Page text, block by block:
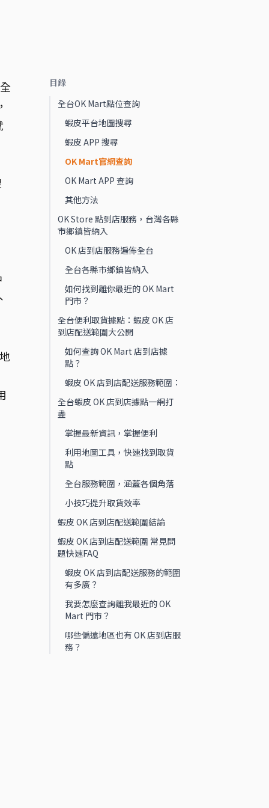
目錄
全台OK Mart點位查詢
蝦皮平台地圖搜尋
蝦皮 APP 搜尋
OK Mart官網查詢
OK Mart APP 查詢
其他方法
OK Store 點到店服務，台灣各縣
市鄉鎮皆納入
OK 店到店服務遍佈全台
全台各縣市鄉鎮皆納入
如何找到離你最近的 OK Mart
門市？
全台便利取貨據點：蝦皮 OK 店
到店配送範圍大公開
如何查詢 OK Mart 店到店據
點？
蝦皮 OK 店到店配送服務範圍：
全台蝦皮 OK 店到店據點一網打
盡
掌握最新資訊，掌握便利
利用地圖工具，快速找到取貨
點
全台服務範圍，涵蓋各個角落
小技巧提升取貨效率
蝦皮 OK 店到店配送範圍結論
蝦皮 OK 店到店配送範圍 常見問
題快速FAQ
蝦皮 OK 店到店配送服務的範圍
有多廣？
我要怎麼查詢離我最近的 OK
Mart 門市？
哪些偏遠地區也有 OK 店到店服
務？